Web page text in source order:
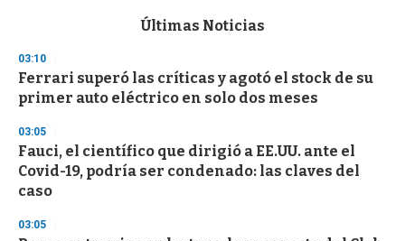
d
s
o
f
3
s
e
c
o
d
s
Últimas Noticias
03:10
Ferrari superó las críticas y agotó el stock de su
primer auto eléctrico en solo dos meses
03:05
Fauci, el científico que dirigió a EE.UU. ante el
Covid-19, podría ser condenado: las claves del
caso
03:05